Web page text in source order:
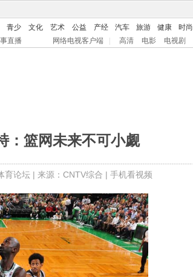
青少 文化 艺术 公益 产经 汽车 旅游 健康 时尚
直播 网络电视客户端 高清 电影 电视剧
：篮网未来不可小觑
育论坛| 来源：CNTV综合 | 手机看视频